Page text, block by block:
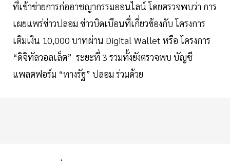
ที่เข้าข่ายการก่ออาชญากรรมออนไลน์ โดยตรวจพบว่า การ
เผยแพร่ข่าวปลอม ข่าวบิดเบือนที่เกี่ยวข้องกับ โครงการ
เติมเงิน 10,000 บาทผ่าน Digital Wallet หรือ โครงการ
“ดิจิทัลวอลเล็ต” ระยะที่ 3 รวมทั้งยังตรวจพบ บัญชี
แพลตฟอร์ม “ทางรัฐ” ปลอม ร่วมด้วย